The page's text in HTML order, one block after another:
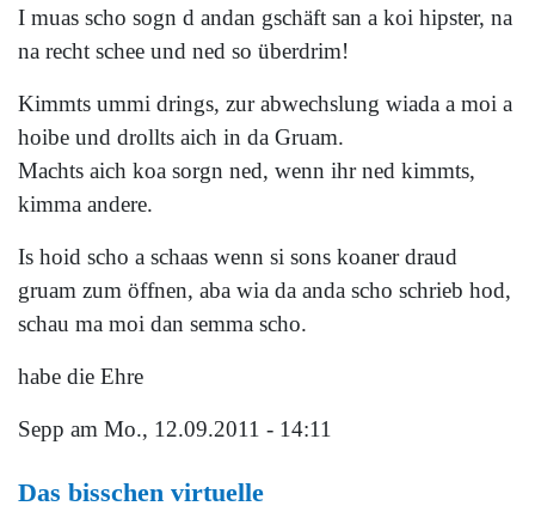
I muas scho sogn d andan gschäft san a koi hipster, na
na recht schee und ned so überdrim!
Kimmts ummi drings, zur abwechslung wiada a moi a
hoibe und drollts aich in da Gruam.
Machts aich koa sorgn ned, wenn ihr ned kimmts,
kimma andere.
Is hoid scho a schaas wenn si sons koaner draud
gruam zum öffnen, aba wia da anda scho schrieb hod,
schau ma moi dan semma scho.
habe die Ehre
Sepp am Mo., 12.09.2011 - 14:11
Das bisschen virtuelle